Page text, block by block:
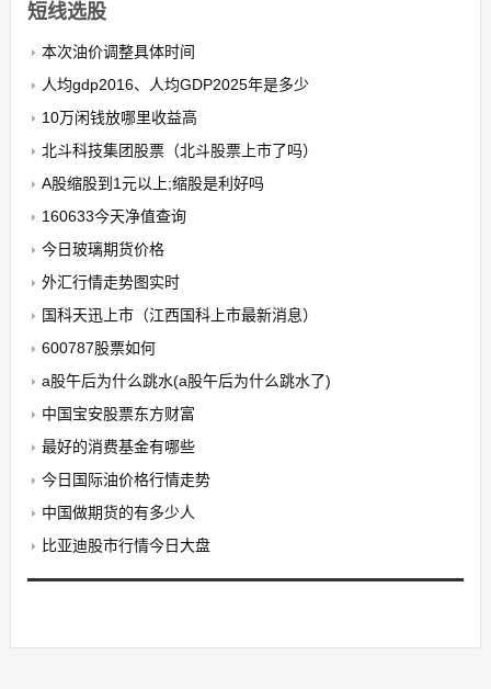
短线选股
本次油价调整具体时间
人均gdp2016、人均GDP2025年是多少
10万闲钱放哪里收益高
北斗科技集团股票（北斗股票上市了吗）
A股缩股到1元以上;缩股是利好吗
160633今天净值查询
今日玻璃期货价格
外汇行情走势图实时
国科天迅上市（江西国科上市最新消息）
600787股票如何
a股午后为什么跳水(a股午后为什么跳水了)
中国宝安股票东方财富
最好的消费基金有哪些
今日国际油价格行情走势
中国做期货的有多少人
比亚迪股市行情今日大盘